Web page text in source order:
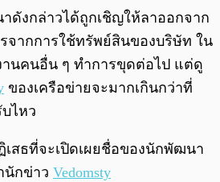
ดังกล่าวได้ถูกเชิญให้ลาออกจาก
จากการใช้ทรัพย์สินของบริษัท ใน
นคนอื่น ๆ ทำการขุดต่อไป แต่ดู
ของเครือข่ายจะมากเกินกว่าที่
ไหว
เสธที่จะเปิดเผยชื่อของนักพัฒนา
นักข่าว Vedomsty